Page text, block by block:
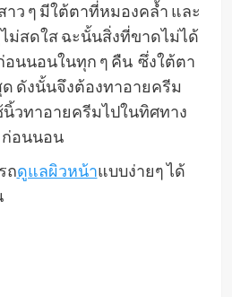
ว ๆ มีใต้ตาที่หมองคล้ำ และ
ม่สดใส ฉะนั้นสิ่งที่ขาดไม่ได้
นนอนในทุก ๆ คืน ซึ่งใต้ตา
ดังนั้นจึงต้องทาอายครีม
วทาอายครีมไปในทิศทาง
ก่อนนอน
ถดูแลผิวหน้าแบบง่ายๆ ได้